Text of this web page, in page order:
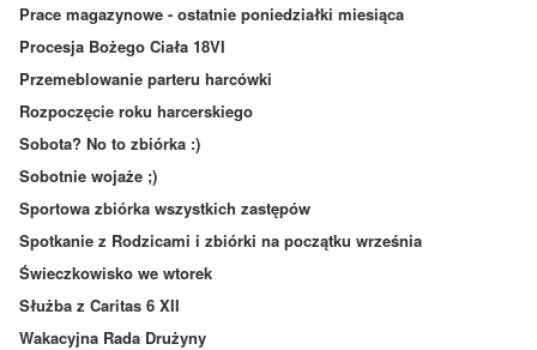
Prace magazynowe - ostatnie poniedziałki miesiąca
Procesja Bożego Ciała 18VI
Przemeblowanie parteru harcówki
Rozpoczęcie roku harcerskiego
Sobota? No to zbiórka :)
Sobotnie wojaże ;)
Sportowa zbiórka wszystkich zastępów
Spotkanie z Rodzicami i zbiórki na początku września
Świeczkowisko we wtorek
Służba z Caritas 6 XII
Wakacyjna Rada Drużyny